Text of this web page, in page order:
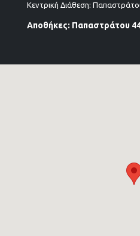
Κεντρική Διάθεση:
Αποθήκες: Παπαστράτου